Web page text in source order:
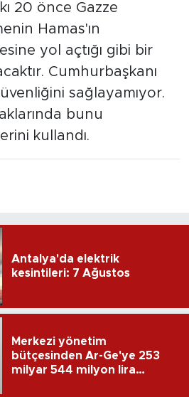
20 önce Gazze
Hamas'ın
yol açtığı gibi bir
Cumhurbaşkanı
sağlayamıyor.
bunu
kullandı.
Antalya'da elektrik
kesintileri: 7 Ağustos
Merkezi yönetim
bütçesinden Ar-Ge'ye 253
milyar 544 milyon lira